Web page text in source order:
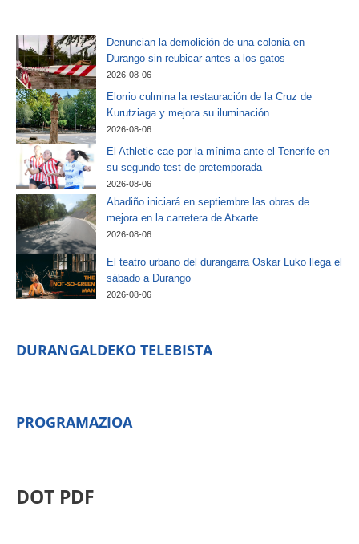
Denuncian la demolición de una colonia en
Durango sin reubicar antes a los gatos
2026-08-06
Elorrio culmina la restauración de la Cruz de
Kurutziaga y mejora su iluminación
2026-08-06
El Athletic cae por la mínima ante el Tenerife en
su segundo test de pretemporada
2026-08-06
Abadiño iniciará en septiembre las obras de
mejora en la carretera de Atxarte
2026-08-06
El teatro urbano del durangarra Oskar Luko llega el
sábado a Durango
2026-08-06
DURANGALDEKO TELEBISTA
PROGRAMAZIOA
DOT PDF